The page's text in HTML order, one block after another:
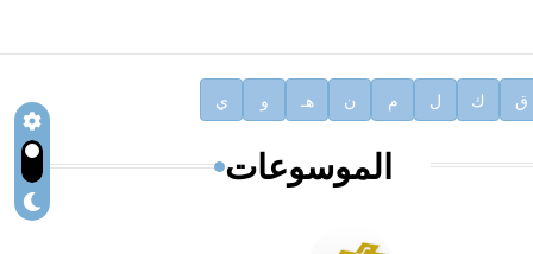
ق ك ل م ن هـ و ي
الموسوعات